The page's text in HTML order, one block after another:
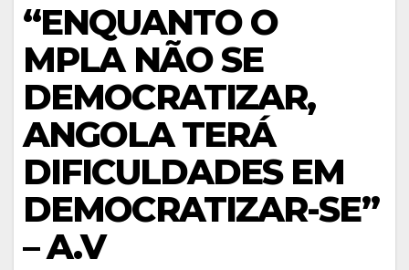
“ENQUANTO O
MPLA NÃO SE
DEMOCRATIZAR,
ANGOLA TERÁ
DIFICULDADES EM
DEMOCRATIZAR-SE”
– A.V